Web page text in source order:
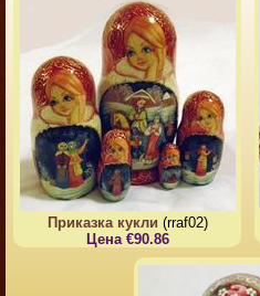
Приказка кукли (rraf02)
Цена €90.86